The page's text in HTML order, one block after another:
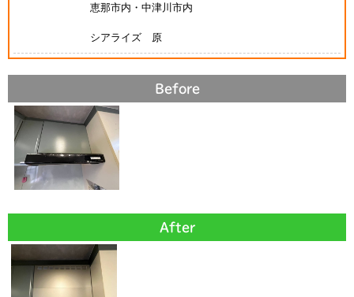
恵那市内・中津川市内
シアライズ 原
Before
After